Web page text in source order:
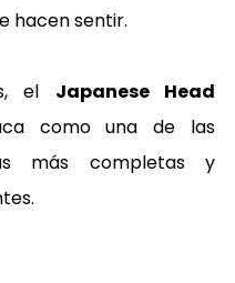
hacen sentir.
el Japanese Head
como una de las
más completas y